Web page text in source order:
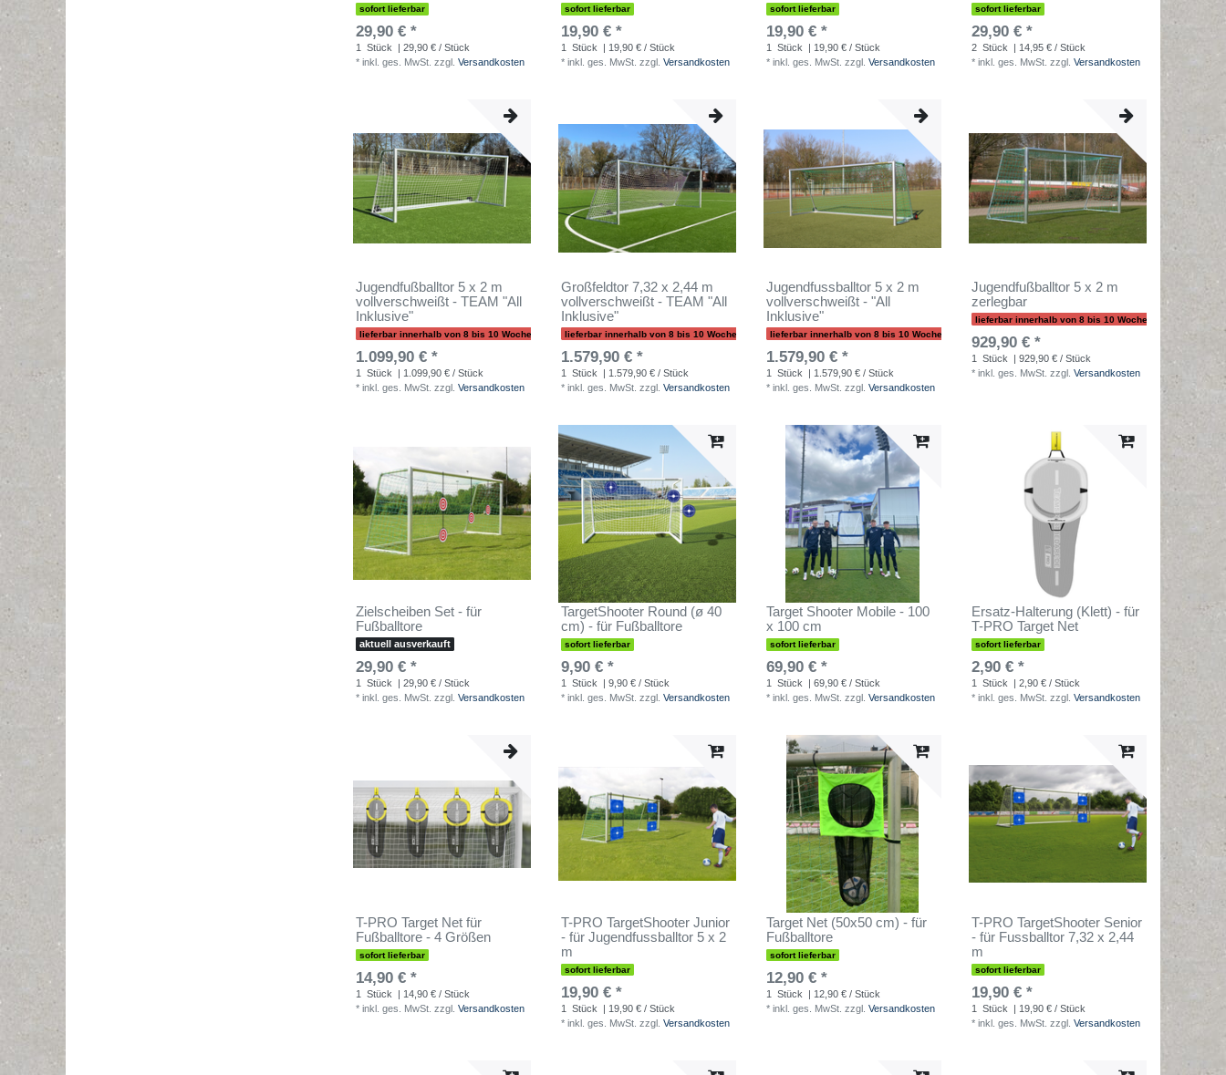
sofort lieferbar
29,90 € *
1 Stück
| 29,90 € / Stück
* inkl. ges. MwSt. zzgl. Versandkosten
sofort lieferbar
19,90 € *
1 Stück
| 19,90 € / Stück
* inkl. ges. MwSt. zzgl. Versandkosten
sofort lieferbar
19,90 € *
1 Stück
| 19,90 € / Stück
* inkl. ges. MwSt. zzgl. Versandkosten
sofort lieferbar
29,90 € *
2 Stück
| 14,95 € / Stück
* inkl. ges. MwSt. zzgl. Versandkosten
Jugendfußballtor 5 x 2 m
vollverschweißt - TEAM "All
Inklusive"
lieferbar innerhalb von 8 bis 10 Wochen
1.099,90 € *
1 Stück
| 1.099,90 € / Stück
* inkl. ges. MwSt. zzgl. Versandkosten
Großfeldtor 7,32 x 2,44 m
vollverschweißt - TEAM "All
Inklusive"
lieferbar innerhalb von 8 bis 10 Wochen
1.579,90 € *
1 Stück
| 1.579,90 € / Stück
* inkl. ges. MwSt. zzgl. Versandkosten
Jugendfussballtor 5 x 2 m
vollverschweißt - "All
Inklusive"
lieferbar innerhalb von 8 bis 10 Wochen
1.579,90 € *
1 Stück
| 1.579,90 € / Stück
* inkl. ges. MwSt. zzgl. Versandkosten
Jugendfußballtor 5 x 2 m
zerlegbar
lieferbar innerhalb von 8 bis 10 Wochen
929,90 € *
1 Stück
| 929,90 € / Stück
* inkl. ges. MwSt. zzgl. Versandkosten
Zielscheiben Set - für
Fußballtore
aktuell ausverkauft
29,90 € *
1 Stück
| 29,90 € / Stück
* inkl. ges. MwSt. zzgl. Versandkosten
TargetShooter Round (ø 40
cm) - für Fußballtore
sofort lieferbar
9,90 € *
1 Stück
| 9,90 € / Stück
* inkl. ges. MwSt. zzgl. Versandkosten
Target Shooter Mobile - 100
x 100 cm
sofort lieferbar
69,90 € *
1 Stück
| 69,90 € / Stück
* inkl. ges. MwSt. zzgl. Versandkosten
Ersatz-Halterung (Klett) - für
T-PRO Target Net
sofort lieferbar
2,90 € *
1 Stück
| 2,90 € / Stück
* inkl. ges. MwSt. zzgl. Versandkosten
T-PRO Target Net für
Fußballtore - 4 Größen
sofort lieferbar
14,90 € *
1 Stück
| 14,90 € / Stück
* inkl. ges. MwSt. zzgl. Versandkosten
T-PRO TargetShooter Junior
- für Jugendfussballtor 5 x 2
m
sofort lieferbar
19,90 € *
1 Stück
| 19,90 € / Stück
* inkl. ges. MwSt. zzgl. Versandkosten
Target Net (50x50 cm) - für
Fußballtore
sofort lieferbar
12,90 € *
1 Stück
| 12,90 € / Stück
* inkl. ges. MwSt. zzgl. Versandkosten
T-PRO TargetShooter Senior
- für Fussballtor 7,32 x 2,44
m
sofort lieferbar
19,90 € *
1 Stück
| 19,90 € / Stück
* inkl. ges. MwSt. zzgl. Versandkosten